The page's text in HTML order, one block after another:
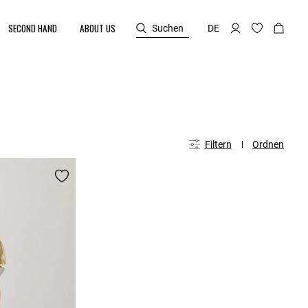
SECOND HAND ABOUT US Suchen DE
Filtern Ordnen